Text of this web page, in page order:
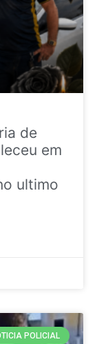
de
em
ultimo
POLICIAL